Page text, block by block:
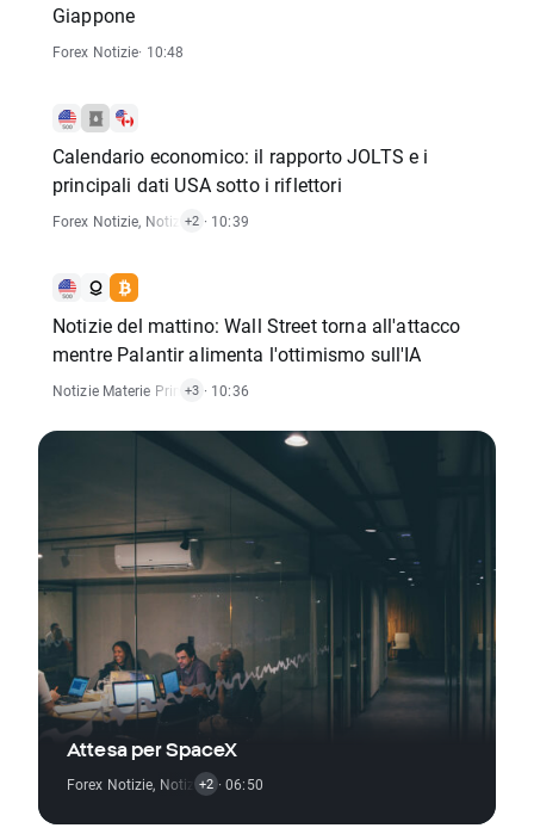
Giappone
Forex Notizie· 10:48
Calendario economico: il rapporto JOLTS e i
principali dati USA sotto i riflettori
Forex Notizie, Notizie Materie Prime
+2 · 10:39
Notizie del mattino: Wall Street torna all'attacco
mentre Palantir alimenta l'ottimismo sull'IA
Notizie Materie Prime, Indici Notizie
+3 · 10:36
Attesa per SpaceX
Forex Notizie, Notizie Materie Prime
+2 · 06:50